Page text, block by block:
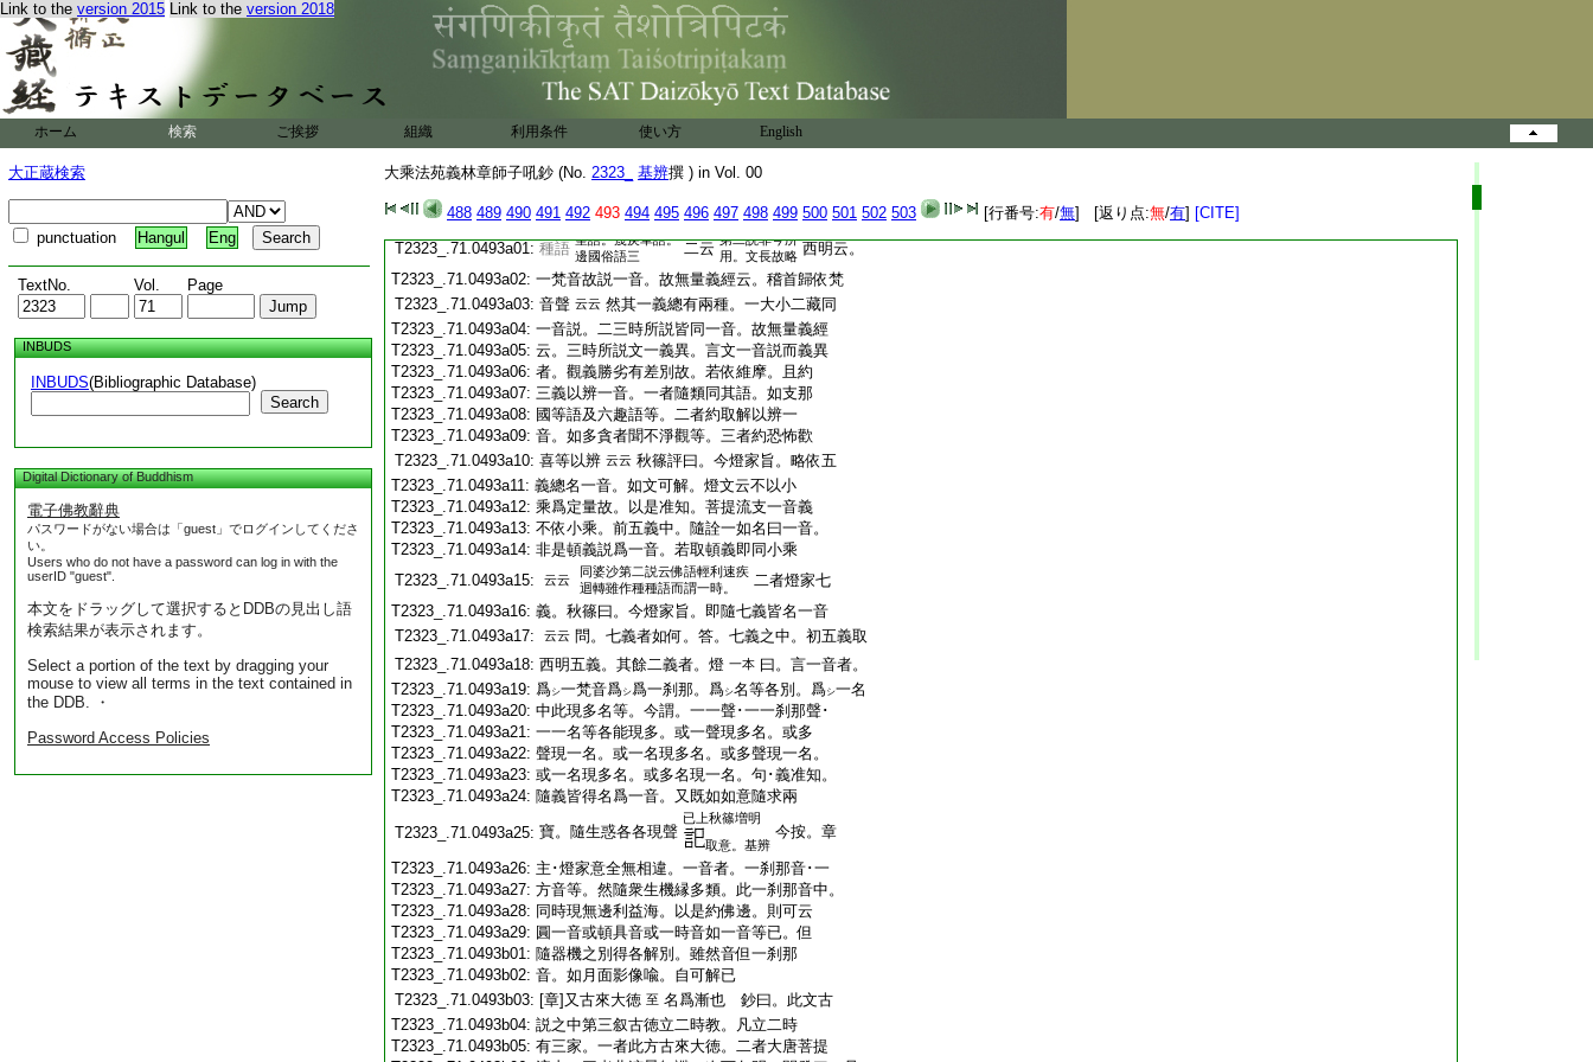
Link to the version 2015 Link to the version 2018
ホーム 検索 ご挨拶 組織 利用条件 使い方 English
大正蔵検索
punctuation Hangul Eng
TextNo. Vol. Page
INBUDS
INBUDS(Bibliographic Database)
Search
Digital Dictionary of Buddhism
電子佛教辭典
パスワードがない場合は「guest」でログインしてくださ
い。
Users who do not have a password can log in with the
userID "guest".
本文をドラッグして選択するとDDBの見出し語
検索結果が表示されます。
Select a portion of the text by dragging your
mouse to view all terms in the text contained in
the DDB. ・
Password Access Policies
大乘法苑義林章師子吼鈔 (No. 2323_ 基辨撰 ) in Vol. 00
488 489 490 491 492 493 494 495 496 497 498 499 500 501 502 503 [行番号:有/無] [返り点:無/有] [CITE]
四天王皆得領解。若不能加他所説。當云何通。如有
T2323_.71.0492c20:
頌言。佛以一音演説法。衆生隨類各得解。謂世尊
同其語。獨爲我説種種義。一音者謂梵音。乃至廣説
T2323_.71.0492c21:答有二説。一有作是説。佛以聖語説四聖
諦。皆能領解。而四天王意示有異。爲滿彼
意故佛異説。乃至廣説。復次世尊欲顯於
T2323_.71.0492c24:諸言音皆能善解故作是説。謂有生疑。佛
T2323_.71.0492c25:唯能作聖語説法。於餘言音未必自在。爲
T2323_.71.0492c26:決彼疑。佛以種種言説法。復次有所化者
T2323_.71.0492c27:
T2323_.71.0492c28: 形言而得受化。乃至廣説。是故世尊説三
T2323_.71.0493a01: 種語 聖語。蔑戾車語。
邊國俗語三
二云 第二説非今所
用。文長故略 西明云。
T2323_.71.0493a02: 一梵音故説一音。故無量義經云。稽首歸依梵
T2323_.71.0493a03: 音聲 云云 然其一義總有兩種。一大小二藏同
T2323_.71.0493a04: 一音説。二三時所説皆同一音。故無量義經
T2323_.71.0493a05: 云。三時所説文一義異。言文一音説而義異
T2323_.71.0493a06: 者。觀義勝劣有差別故。若依維摩。且約
T2323_.71.0493a07: 三義以辨一音。一者隨類同其語。如支那
T2323_.71.0493a08: 國等語及六趣語等。二者約取解以辨一
T2323_.71.0493a09: 音。如多貪者聞不淨觀等。三者約恐怖歡
T2323_.71.0493a10: 喜等以辨 云云 秋篠評曰。今燈家旨。略依五
T2323_.71.0493a11: 義總名一音。如文可解。燈文云不以小
T2323_.71.0493a12: 乘爲定量故。以是准知。菩提流支一音義
T2323_.71.0493a13: 不依小乘。前五義中。隨詮一如名曰一音。
T2323_.71.0493a14: 非是頓義説爲一音。若取頓義即同小乘
T2323_.71.0493a15:
云云
同婆沙第二説云佛語輕利速疾
迴轉雖作種種語而謂一時。
二者燈家七
T2323_.71.0493a16: 義。秋篠曰。今燈家旨。即隨七義皆名一音
T2323_.71.0493a17:
云云 問。七義者如何。答。七義之中。初五義取
T2323_.71.0493a18: 西明五義。其餘二義者。燈 一本 曰。言一音者。
T2323_.71.0493a19: 爲シ一梵音爲シ爲一刹那。爲シ名等各別。爲シ一名
T2323_.71.0493a20: 中此現多名等。今謂。一一聲･一一刹那聲･
T2323_.71.0493a21: 一一名等各能現多。或一聲現多名。或多
T2323_.71.0493a22: 聲現一名。或一名現多名。或多聲現一名。
T2323_.71.0493a23: 或一名現多名。或多名現一名。句･義准知。
T2323_.71.0493a24: 隨義皆得名爲一音。又既如如意隨求兩
T2323_.71.0493a25: 寶。隨生惑各各現聲
已上秋篠増明
取意。基辨
今按。章
T2323_.71.0493a26: 主･燈家意全無相違。一音者。一刹那音･一
T2323_.71.0493a27: 方音等。然隨衆生機縁多類。此一刹那音中。
T2323_.71.0493a28: 同時現無邊利益海。以是約佛邊。則可云
T2323_.71.0493a29: 圓一音或頓具音或一時音如一音等已。但
T2323_.71.0493b01: 隨器機之別得各解別。雖然音但一刹那
T2323_.71.0493b02: 音。如月面影像喩。自可解已
T2323_.71.0493b03: [章]又古來大徳 至 名爲漸也 鈔曰。此文古
T2323_.71.0493b04: 説之中第三叙古徳立二時教。凡立二時
T2323_.71.0493b05: 有三家。一者此方古來大徳。二者大唐菩提